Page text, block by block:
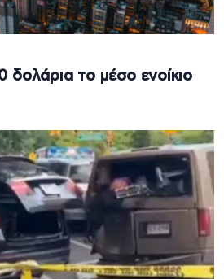
δολάρια το μέσο ενοίκιο